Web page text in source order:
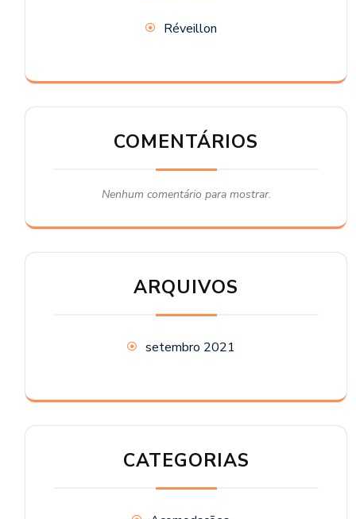
Réveillon
COMENTÁRIOS
Nenhum comentário para mostrar.
ARQUIVOS
setembro 2021
CATEGORIAS